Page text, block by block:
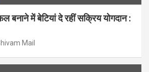
बनाने में बेटियां दे रहीं सक्रिय योगदान :
Mail